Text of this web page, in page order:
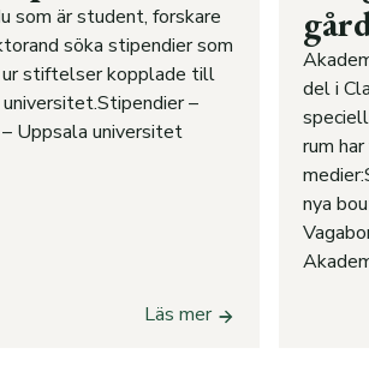
som är student, forskare
söka stipendier som
stiftelser kopplade till
–
Uppsala universitet
Läs mer
del i
rum
nya